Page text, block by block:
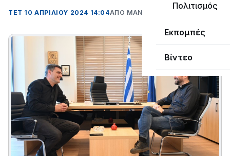
Πολιτισμός
Εκπομπές
Βίντεο
ΤΕΤ 10 ΑΠΡΙΛΊΟΥ 2024 14:04ΑΠΌ ΜΑΝΤΩ ΚΑΠΕΝΤΖΩΝΗ